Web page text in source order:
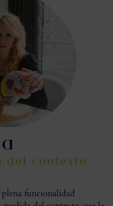
del contexto
funcionalidad